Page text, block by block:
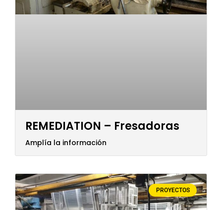
REMEDIATION – Fresadoras
Amplía la información
PROYECTOS